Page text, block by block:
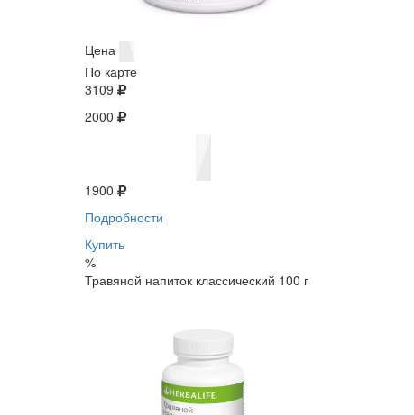
Цена
По карте
3109
2000
1900
Подробности
Купить
%
Травяной напиток классический 100 г